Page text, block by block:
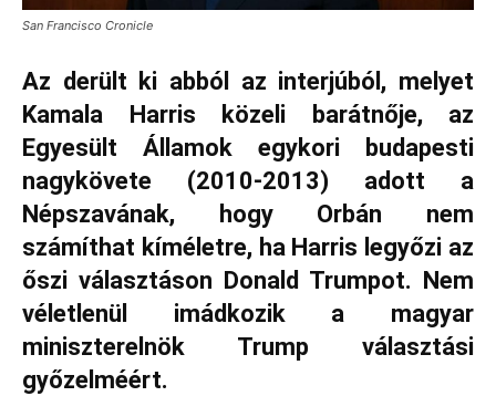
San Francisco Cronicle
Az derült ki abból az interjúból, melyet
Kamala Harris közeli barátnője, az
Egyesült Államok egykori budapesti
nagykövete (2010-2013) adott a
Népszavának, hogy Orbán nem
számíthat kíméletre, ha Harris legyőzi az
őszi választáson Donald Trumpot. Nem
véletlenül imádkozik a magyar
miniszterelnök Trump választási
győzelméért.